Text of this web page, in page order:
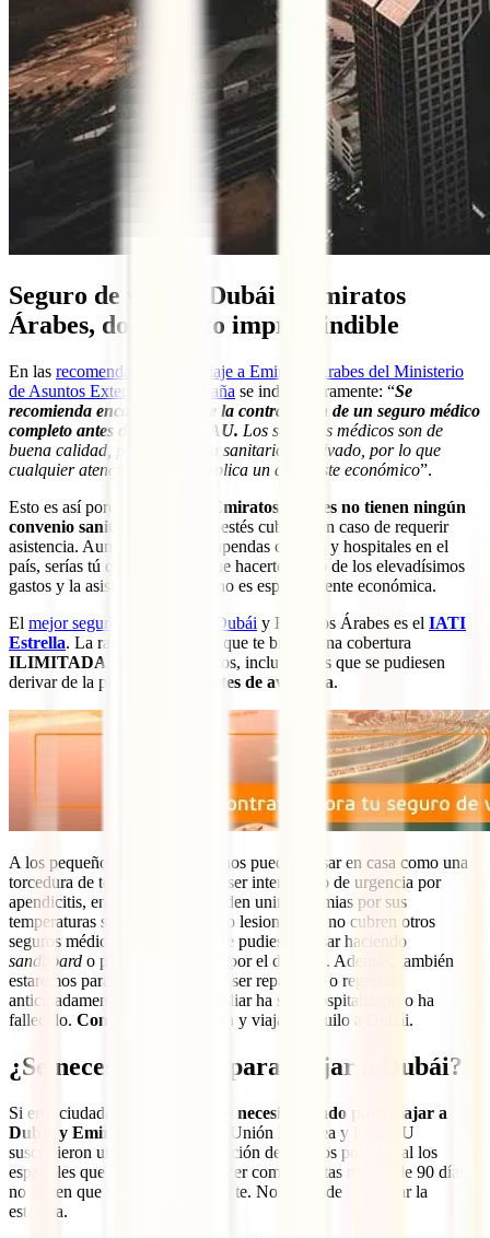
Seguro de viaje a Dubái y Emiratos
Árabes, documento imprescindible
En las recomendaciones de viaje a Emiratos Árabes del Ministerio
de Asuntos Exteriores de España se indica claramente: “Se
recomienda encarecidamente la contratación de un seguro médico
completo antes de viajar a EAU. Los servicios médicos son de
buena calidad, pero el sistema sanitario es privado, por lo que
cualquier atención médica implica un alto coste económico”.
Esto es así porque
España y Emiratos Árabes no tienen ningún
convenio sanitario
por el que estés cubierto en caso de requerir
asistencia. Aunque existen estupendas clínicas y hospitales en el
país, serías tú quien tendrías que hacerte cargo de los elevadísimos
gastos y la asistencia sanitaria no es especialmente económica.
El mejor seguro de viaje para Dubái y Emiratos Árabes es el IATI
Estrella. La razón principal es que te brinda una cobertura
ILIMITADA
de gastos médicos, incluidos los que se pudiesen
derivar de la práctica de
deportes de aventura.
A los pequeños incidentes que nos pueden pasar en casa como una
torcedura de tobillo o tener que ser intervenido de urgencia por
apendicitis, en Dubái se les pueden unir lipotimias por sus
temperaturas superiores a 40ºC o lesiones que no cubren otros
seguros médicos como las que te pudiesen pasar haciendo
sandboard o paseando en
por el desierto. Además, también
estaremos para ti si tuvieses que ser repatriado o regresar
anticipadamente porque un familiar ha sido hospitalizado o ha
fallecido. Contrata ya tu póliza y viaja tranquilo a Dubái.
¿Se necesita visado para viajar a Dubái?
Si eres ciudadano español,
no se necesita visado para viajar a
Dubái y Emiratos Árabes
. La Unión Europea y los EAU
suscribieron un acuerdo de exención de visados por el cual los
españoles que vayan a permanecer como turistas menos de 90 días
no tienen que hacer ningún trámite. No se puede prorrogar la
estancia.